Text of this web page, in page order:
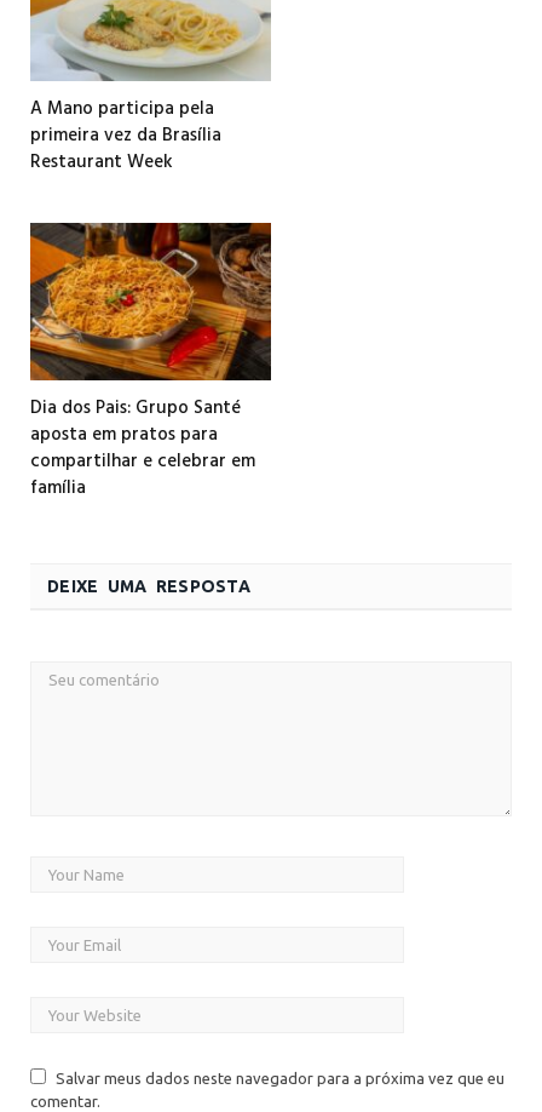
A Mano participa pela
primeira vez da Brasília
Restaurant Week
Dia dos Pais: Grupo Santé
aposta em pratos para
compartilhar e celebrar em
família
DEIXE UMA RESPOSTA
Salvar meus dados neste navegador para a próxima vez que eu
comentar.